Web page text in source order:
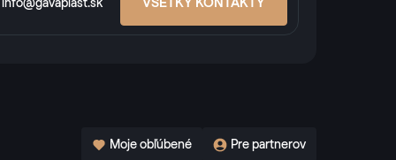
info@gavaplast.sk VŠETKY KONTAKTY
Moje obľúbené Pre partnerov